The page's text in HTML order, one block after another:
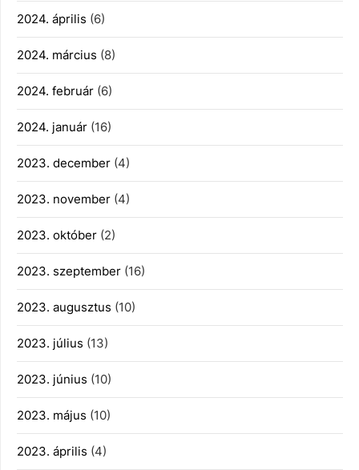
2024. április (6)
2024. március (8)
2024. február (6)
2024. január (16)
2023. december (4)
2023. november (4)
2023. október (2)
2023. szeptember (16)
2023. augusztus (10)
2023. július (13)
2023. június (10)
2023. május (10)
2023. április (4)